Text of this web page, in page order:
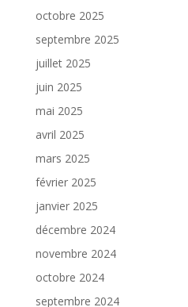
octobre 2025
septembre 2025
juillet 2025
juin 2025
mai 2025
avril 2025
mars 2025
février 2025
janvier 2025
décembre 2024
novembre 2024
octobre 2024
septembre 2024